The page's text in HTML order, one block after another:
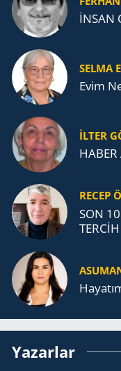
İNSAN
SELMA
Evim
İLTER
RECEP
SON
Yazarlar